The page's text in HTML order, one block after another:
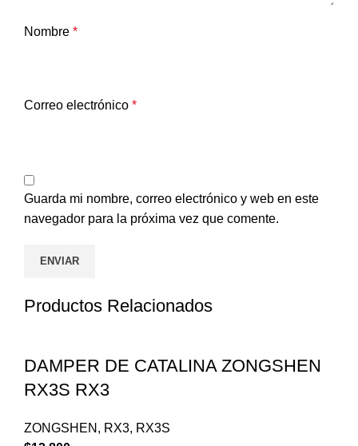
Nombre *
Correo electrónico *
Guarda mi nombre, correo electrónico y web en este
navegador para la próxima vez que comente.
Productos Relacionados
DAMPER DE CATALINA ZONGSHEN
RX3S RX3
ZONGSHEN , RX3, RX3S